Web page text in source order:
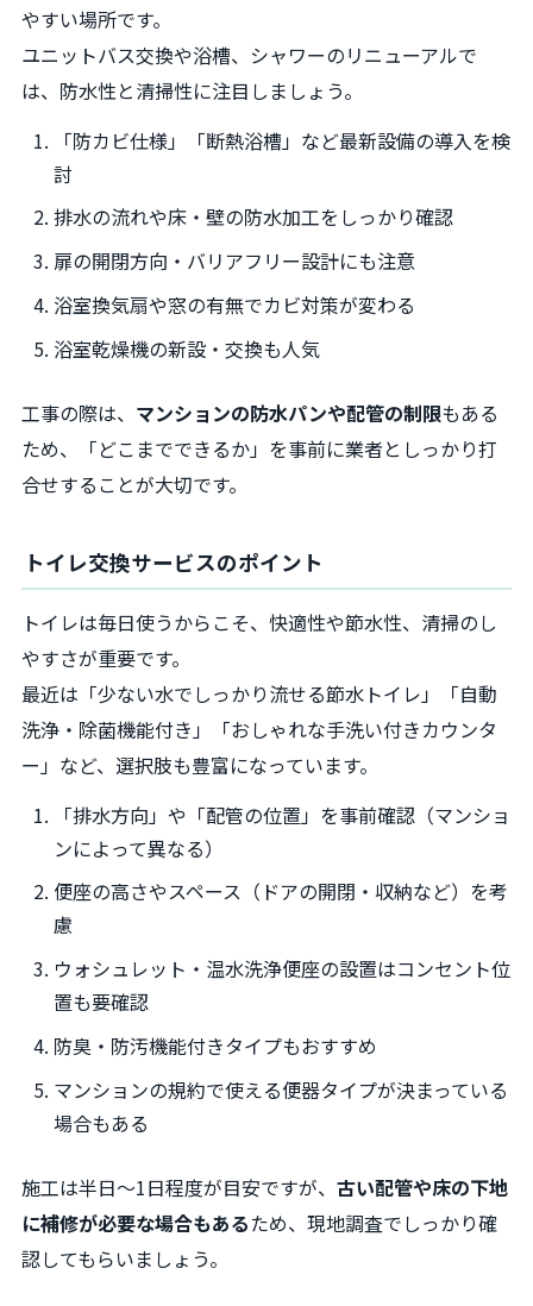
やすい場所です。
ユニットバス交換や浴槽、シャワーのリニューアルで
は、防水性と清掃性に注目しましょう。
「防カビ仕様」「断熱浴槽」など最新設備の導入を検
討
排水の流れや床・壁の防水加工をしっかり確認
扉の開閉方向・バリアフリー設計にも注意
浴室換気扇や窓の有無でカビ対策が変わる
浴室乾燥機の新設・交換も人気
工事の際は、 マンションの防水パンや配管の制限もある
ため、「どこまでできるか」を事前に業者としっかり打
合せすることが大切です。
トイレ交換サービスのポイント
トイレは毎日使うからこそ、快適性や節水性、清掃のし
やすさが重要です。
最近は「少ない水でしっかり流せる節水トイレ」「自動
洗浄・除菌機能付き」「おしゃれな手洗い付きカウンタ
ー」など、選択肢も豊富になっています。
「排水方向」や「配管の位置」を事前確認（マンショ
ンによって異なる）
便座の高さやスペース（ドアの開閉・収納など）を考
慮
ウォシュレット・温水洗浄便座の設置はコンセント位
置も要確認
防臭・防汚機能付きタイプもおすすめ
マンションの規約で使える便器タイプが決まっている
場合もある
施工は半日～1日程度が目安ですが、 古い配管や床の下地
に補修が必要な場合もあるため、現地調査でしっかり確
認してもらいましょう。